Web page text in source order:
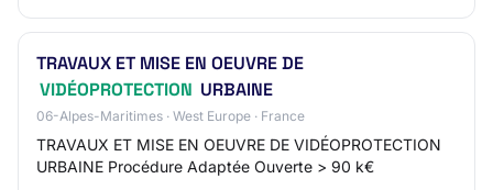
TRAVAUX ET MISE EN OEUVRE DE
VIDÉOPROTECTION URBAINE
06-Alpes-Maritimes · West Europe · France
TRAVAUX ET MISE EN OEUVRE DE VIDÉOPROTECTION
URBAINE Procédure Adaptée Ouverte > 90 k€